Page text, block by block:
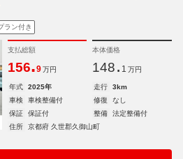
ラン付き
支払総額
156.9 万円
本体価格
148. 1 万円
年式 2025年 走行
3km
車検
車検整備付 修復
なし
保証
保証付 整備
法定整備付
住所
京都府 久世郡久御山町